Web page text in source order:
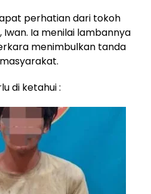
perhatian dari tokoh
Ia menilai lambannya
menimbulkan tanda
di ketahui :